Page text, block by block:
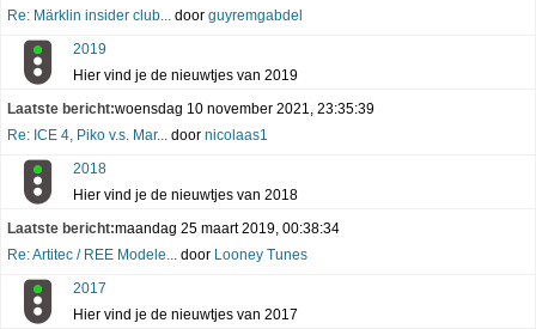
Re: Märklin insider club... door guyremgabdel
2019
Hier vind je de nieuwtjes van 2019
Laatste bericht:woensdag 10 november 2021, 23:35:39
Re: ICE 4, Piko v.s. Mar... door nicolaas1
2018
Hier vind je de nieuwtjes van 2018
Laatste bericht:maandag 25 maart 2019, 00:38:34
Re: Artitec / REE Modele... door Looney Tunes
2017
Hier vind je de nieuwtjes van 2017